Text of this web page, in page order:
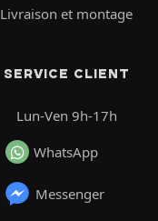
Livraison et montage
SERVICE CLIENT
Lun-Ven 9h-17h
WhatsApp
Messenger